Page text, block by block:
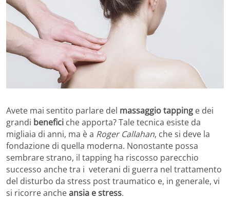
Avete mai sentito parlare del massaggio tapping e dei
grandi benefici che apporta? Tale tecnica esiste da
migliaia di anni, ma è a Roger Callahan, che si deve la
fondazione di quella moderna. Nonostante possa
sembrare strano, il tapping ha riscosso parecchio
successo anche tra i veterani di guerra nel trattamento
del disturbo da stress post traumatico e, in generale, vi
si ricorre ancheansia e stress.